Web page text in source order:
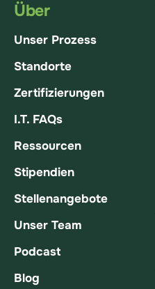
Über
Unser Prozess
Standorte
Zertifizierungen
I.T. FAQs
Ressourcen
Stipendien
Stellenangebote
Unser Team
Podcast
Blog